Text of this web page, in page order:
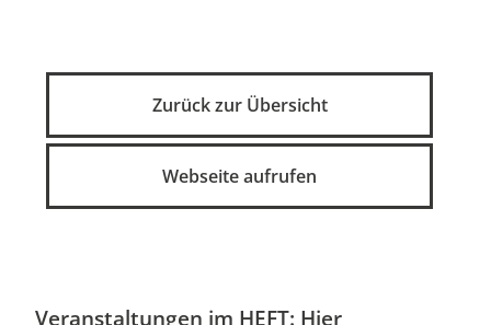
Zurück zur Übersicht
Webseite aufrufen
Veranstaltungen im HEFT: Hier